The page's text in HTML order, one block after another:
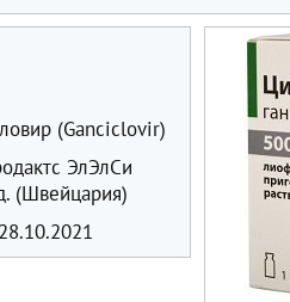
(Ganciclovir)
ЭлЭлСи
(Швейцария)
28.10.2021